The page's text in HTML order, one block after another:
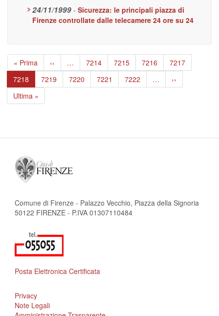
24/11/1999 - Sicurezza: le principali piazza di
Firenze controllate dalle telecamere 24 ore su 24
Paginazione
Prima
pagina
« Prima
Pagina
precedente
‹‹ … Page
7214 Page
7215 Page
7216 Page
7217
Pagina
attuale
7218 Page
7219 Page
7220 Page
7221 Page
7222 …
Pagina
successiva
››
Ultima
pagina
Ultima »
Comune di Firenze - Palazzo Vecchio, Piazza della Signoria
50122 FIRENZE - P.IVA 01307110484
Posta Elettronica Certificata
Privacy
Note Legali